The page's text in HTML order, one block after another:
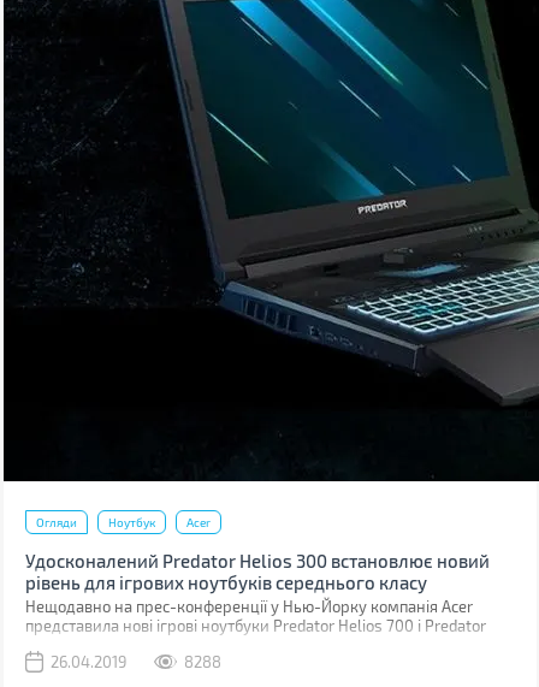
Огляди Ноутбук Acer
Удосконалений Predator Helios 300 встановлює новий
рівень для ігрових ноутбуків середнього класу
Нещодавно на прес-конференції у Нью-Йорку компанія Acer
представила нові ігрові ноутбуки Predator Helios 700 і Predator
рішень для геймерів, конструкторів, фахівців, учнів, студентів та
26.04.2019 8288